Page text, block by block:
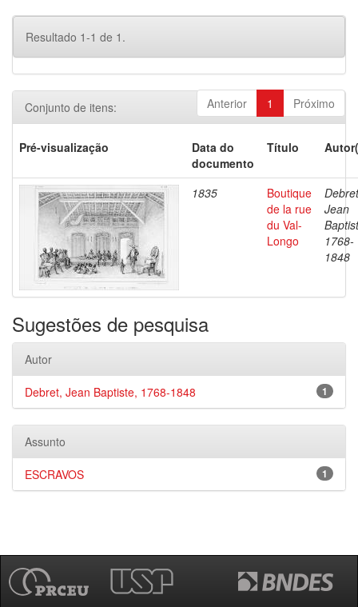
Resultado 1-1 de 1.
Anterior 1 Próximo
Conjunto de itens:
Pré-visualização
Data do
documento
Título
1835
Boutique
de la rue
du Val-
Longo
Jean
1768-
1848
Sugestões de pesquisa
Autor
1
Debret, Jean Baptiste, 1768-1848
Assunto
1
ESCRAVOS